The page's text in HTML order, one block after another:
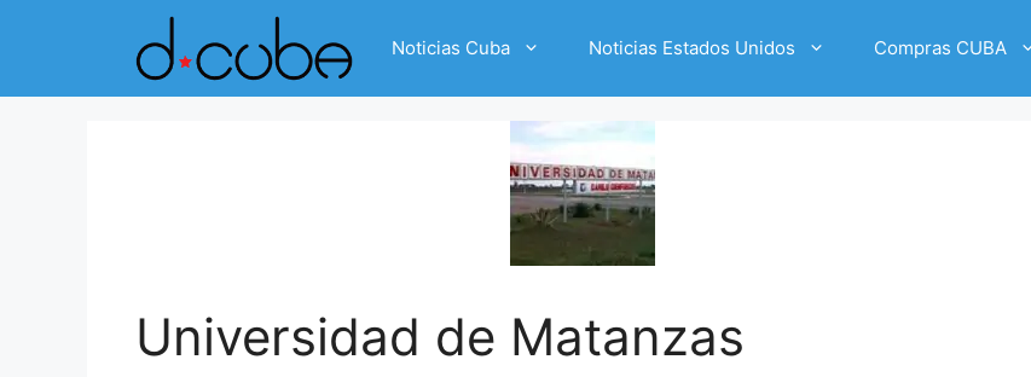
Noticias Cuba Noticias Estados Unidos Compras CUBA
Universidad de Matanzas